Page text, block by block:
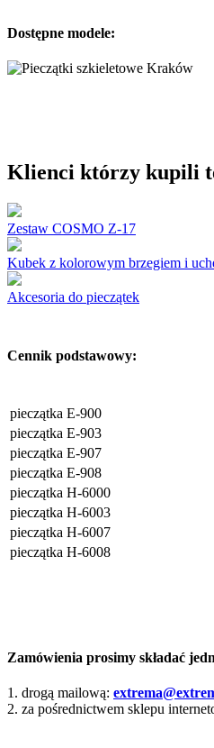
Dostępne modele:
Klienci którzy kupili
Zestaw COSMO Z-17
Kubek z kolorowym brzegiem i
Akcesoria do pieczątek
Cennik podstawowy:
pieczątka E-900
pieczątka E-903
pieczątka E-907
pieczątka E-908
pieczątka H-6000
pieczątka H-6003
pieczątka H-6007
pieczątka H-6008
Zamówienia prosimy składać
1. drogą mailową:
2. za pośrednictwem sklepu